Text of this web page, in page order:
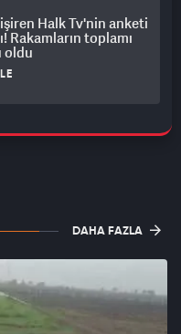
Halk Tv'nin anketi
Rakamların toplamı
oldu
DAHA FAZLA